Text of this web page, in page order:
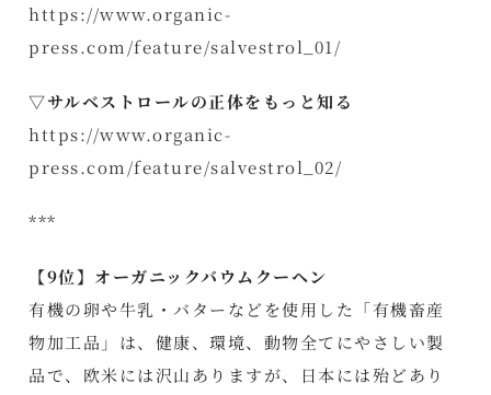
https://www.organic-
press.com/feature/salvestrol_01/
▽サルベストロールの正体をもっと知る
https://www.organic-
press.com/feature/salvestrol_02/
***
【9位】オーガニックバウムクーヘン
有機の卵や牛乳・バターなどを使用した「有機畜産
物加工品」は、健康、環境、動物全てにやさしい製
品で、欧米には沢山ありますが、日本には殆どあり